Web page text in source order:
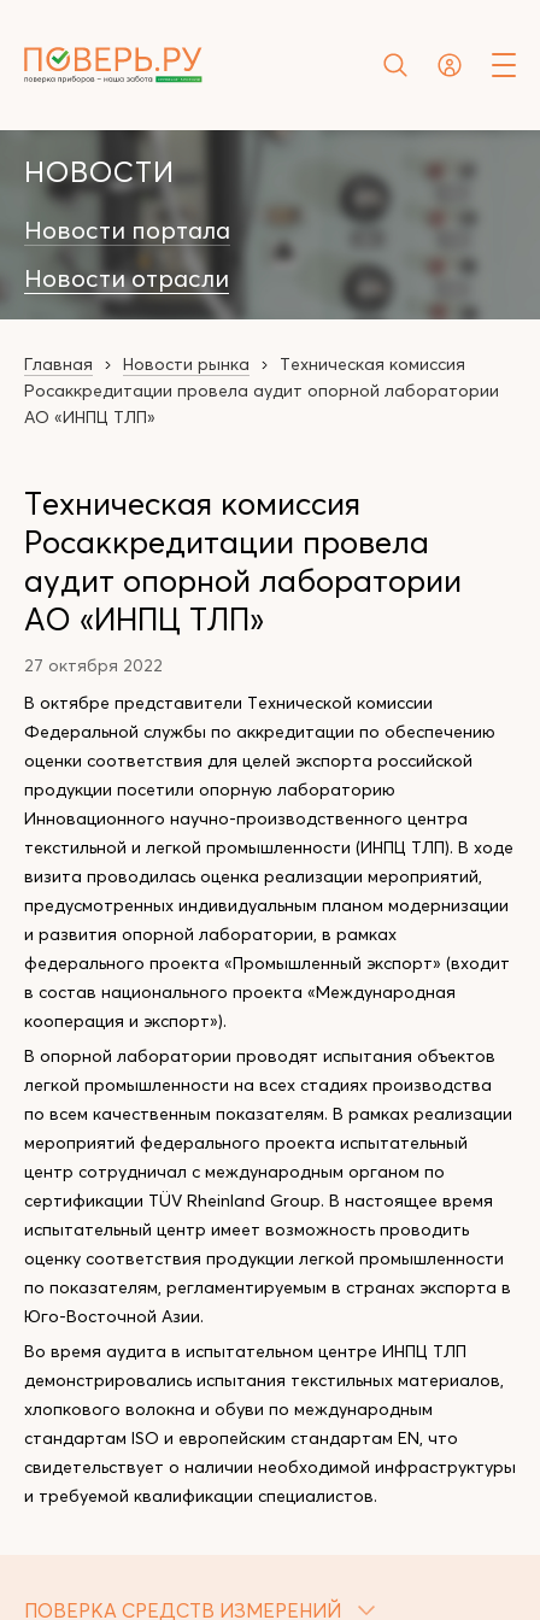
НОВОСТИ
Новости портала
Новости отрасли
Главная Новости рынка
Техническая комиссия
Росаккредитации провела аудит опорной лаборатории
АО «ИНПЦ ТЛП»
Техническая комиссия
Росаккредитации провела
аудит опорной лаборатории
АО «ИНПЦ ТЛП»
27 октября 2022
В октябре представители Технической комиссии
Федеральной службы по аккредитации по обеспечению
оценки соответствия для целей экспорта российской
продукции посетили опорную лабораторию
Инновационного научно-производственного центра
текстильной и легкой промышленности (ИНПЦ ТЛП). В ходе
визита проводилась оценка реализации мероприятий,
предусмотренных индивидуальным планом модернизации
и развития опорной лаборатории, в рамках
федерального проекта «Промышленный экспорт» (входит
в состав национального проекта «Международная
кооперация и экспорт»).
В опорной лаборатории проводят испытания объектов
легкой промышленности на всех стадиях производства
по всем качественным показателям. В рамках реализации
мероприятий федерального проекта испытательный
центр сотрудничал с международным органом по
сертификации TÜV Rheinland Group. В настоящее время
испытательный центр имеет возможность проводить
оценку соответствия продукции легкой промышленности
по показателям, регламентируемым в странах экспорта в
Юго-Восточной Азии.
Во время аудита в испытательном центре ИНПЦ ТЛП
демонстрировались испытания текстильных материалов,
хлопкового волокна и обуви по международным
стандартам ISO и европейским стандартам EN, что
свидетельствует о наличии необходимой инфраструктуры
и требуемой квалификации специалистов.
ПОВЕРКА СРЕДСТВ ИЗМЕРЕНИЙ